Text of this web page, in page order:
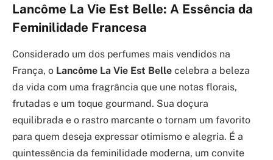
Lancôme La Vie Est Belle: A Essência da
Feminilidade Francesa
Considerado um dos perfumes mais vendidos na
França, o Lancôme La Vie Est Belle celebra a beleza
da vida com uma fragrância que une notas florais,
frutadas e um toque gourmand. Sua doçura
equilibrada e o rastro marcante o tornam um favorito
para quem deseja expressar otimismo e alegria. É a
quintessência da feminilidade moderna, um convite